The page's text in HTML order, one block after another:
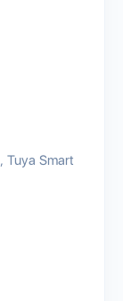
Tuya Smart